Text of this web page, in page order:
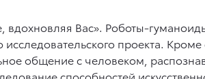
Вас». Роботы-
проекта. Кроме
общение с человеком,
способностей